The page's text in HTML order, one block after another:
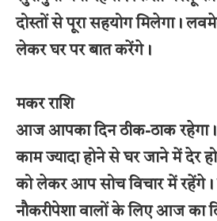
दोस्तों से पूरा सहयोग मिलेगा।
लेकर घर पर बात करेंगे।
मकर राशि
आज आपका दिन ठीक-ठाक
काम ज्यादा होने से घर जाने में देर
को लेकर आप सोच विचार में रहेंगे।
नौकरीपेशा वालों के लिए आज का